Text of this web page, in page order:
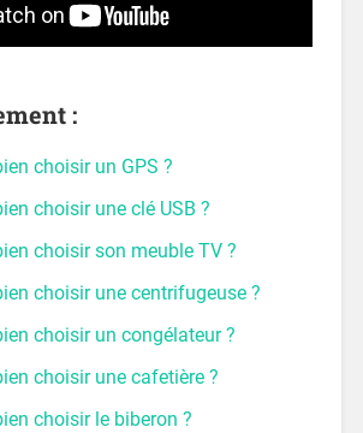
:
choisir un GPS ?
choisir une clé USB ?
choisir son meuble TV ?
choisir une centrifugeuse ?
choisir un congélateur ?
choisir une cafetière ?
choisir le biberon ?